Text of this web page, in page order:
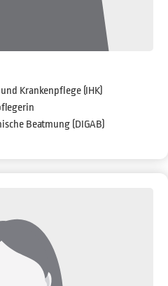
Krankenpflege (IHK)
Beatmung (DIGAB)